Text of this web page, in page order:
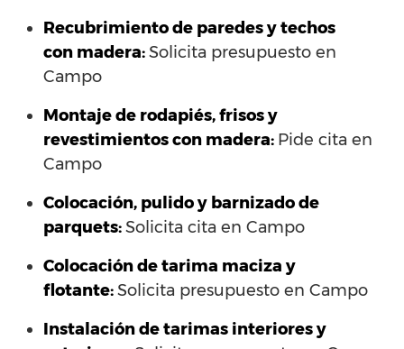
Recubrimiento de paredes y techos
con madera:Solicita presupuesto en
Campo
Montaje de rodapiés, frisos y
revestimientos con madera: Pide cita en
Campo
Colocación, pulido y barnizado de
parquets:Solicita cita en Campo
Colocación de tarima maciza y
flotante:Solicita presupuesto en Campo
Instalación de tarimas interiores y